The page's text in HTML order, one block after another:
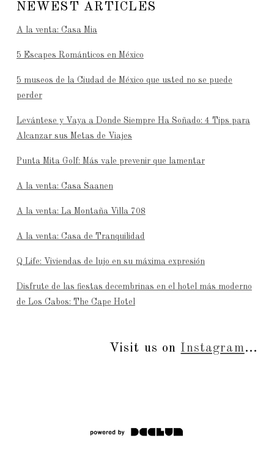
NEWEST ARTICLES
A la venta: Casa Mia
5 Escapes Románticos en México
5 museos de la Ciudad de México que usted no se puede
perder
Levántese y Vaya a Donde Siempre Ha Soñado: 4 Tips para
Alcanzar sus Metas de Viajes
Punta Mita Golf: Más vale prevenir que lamentar
A la venta: Casa Saanen
A la venta: La Montaña Villa 708
A la venta: Casa de Tranquilidad
Q Life: Viviendas de lujo en su máxima expresión
Disfrute de las fiestas decembrinas en el hotel más moderno
de Los Cabos: The Cape Hotel
Visit us on Instagram...